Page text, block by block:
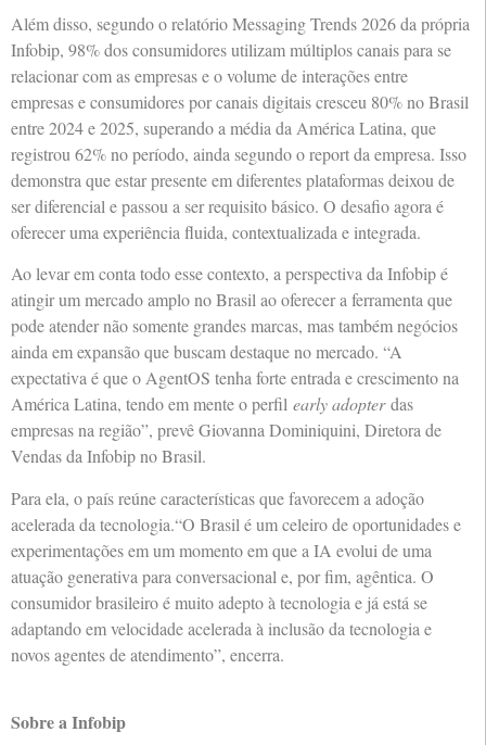
Além disso, segundo o relatório Messaging Trends 2026 da própria
Infobip, 98% dos consumidores utilizam múltiplos canais para se
relacionar com as empresas e o volume de interações entre
empresas e consumidores por canais digitais cresceu 80% no Brasil
entre 2024 e 2025, superando a média da América Latina, que
registrou 62% no período, ainda segundo o report da empresa. Isso
demonstra que estar presente em diferentes plataformas deixou de
ser diferencial e passou a ser requisito básico. O desafio agora é
oferecer uma experiência fluida, contextualizada e integrada.
Ao levar em conta todo esse contexto, a perspectiva da Infobip é
atingir um mercado amplo no Brasil ao oferecer a ferramenta que
pode atender não somente grandes marcas, mas também negócios
ainda em expansão que buscam destaque no mercado. “A
expectativa é que o AgentOS tenha forte entrada e crescimento na
América Latina, tendo em mente o perfil early adopterdas
empresas na região”, prevê Giovanna Dominiquini, Diretora de
Vendas da Infobip no Brasil.
Para ela, o país reúne características que favorecem a adoção
acelerada da tecnologia.“O Brasil é um celeiro de oportunidades e
experimentações em um momento em que a IA evolui de uma
atuação generativa para conversacional e, por fim, agêntica. O
consumidor brasileiro é muito adepto à tecnologia e já está se
adaptando em velocidade acelerada à inclusão da tecnologia e
novos agentes de atendimento”, encerra.
Sobre a Infobip